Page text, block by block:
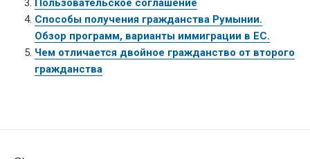
Пользовательское соглашение
Способы получения гражданства Румынии.
Обзор программ, варианты иммиграции в ЕС.
Чем отличается двойное гражданство от второго
гражданства